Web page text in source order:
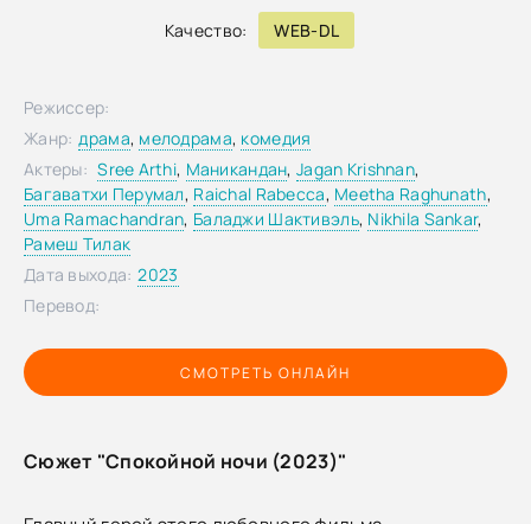
Качество: WEB-DL
СМОТРЕТЬ ОНЛАЙН
Режиссер:
Жанр: драма, мелодрама, комедия
Актеры: Sree Arthi, Маникандан, Jagan Krishnan,
Багаватхи Перумал, Raichal Rabecca, Meetha Raghunath,
Uma Ramachandran, Баладжи Шактивэль, Nikhila Sankar,
Рамеш Тилак
Дата выхода: 2023
Перевод:
Сюжет "Спокойной ночи (2023)"